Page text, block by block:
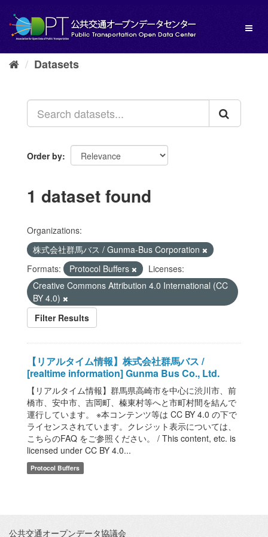
content
Datasets
Order by
1 dataset found
Organizations:
株式会社群馬バス / Gunma-Bus Corporation
Formats:
Protocol Buffers
Licenses:
Creative Commons Attribution 4.0 International (CC
BY 4.0)
Filter Results
【リアルタイム情報】株式会社群馬バス /
[realtime information] Gunma Bus Co., Ltd.
【リアルタイム情報】群馬県高崎市を中心に渋川市、前
橋市、安中市、吉岡町、榛東村等へと市町村間を結んで
運行しています。 ※本コンテンツ等は CC BY 4.0 の下で
ライセンスされています。クレジット表示については、
こちらのFAQ をご参照ください。 / This content, etc. is
licensed under CC BY 4.0...
Protocol Buffers
公共交通オープンデータ協議会